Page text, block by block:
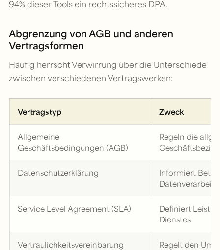
94% dieser Tools ein rechtssicheres DPA.
Abgrenzung von AGB und anderen
Vertragsformen
Häufig herrscht Verwirrung über die Unterschiede
zwischen verschiedenen Vertragswerken:
Vertragstyp Zweck
Allgemeine
Geschäftsbedingungen (AGB)
Regeln die
Datenschutzerklärung
Informiert
Service Level Agreement (SLA)
Definiert
Dienstes
Vertraulichkeitsvereinbarung
Regelt den